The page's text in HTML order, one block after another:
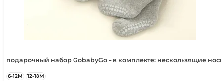
подарочный набор GobabyGo – в комплекте: нескользящие
6-12М 12-18М